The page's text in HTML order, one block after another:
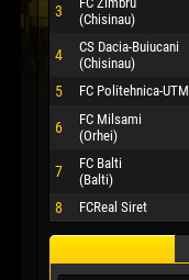
3
(Chisinau)
4
CS Dacia-Buiucani
(Chisinau)
5 FC Politehnica-UTM
6
FC Milsami
(Orhei)
7
FC Balti
(Balti)
8 FCReal Siret